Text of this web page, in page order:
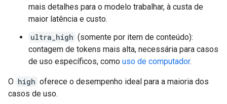
mais detalhes para o modelo trabalhar, à custa de
maior latência e custo.
ultra_high (somente por item de conteúdo):
contagem de tokens mais alta, necessária para casos
de uso específicos, como uso de computador.
O high oferece o desempenho ideal para a maioria dos
casos de uso.